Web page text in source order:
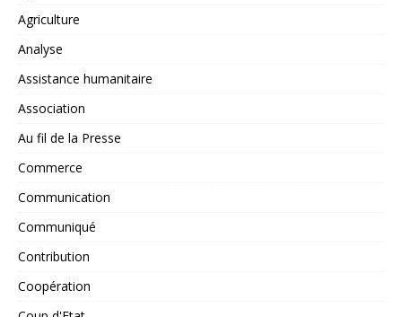
Agriculture
Analyse
Assistance humanitaire
Association
Au fil de la Presse
Commerce
Communication
Communiqué
Contribution
Coopération